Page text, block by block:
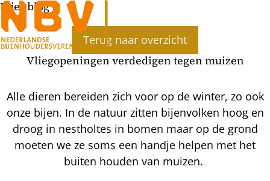
Bijenblog
Terug naar overzicht
Vliegopeningen verdedigen tegen muizen
Alle dieren bereiden zich voor op de winter, zo ook
onze bijen. In de natuur zitten bijenvolken hoog en
droog in nestholtes in bomen maar op de grond
moeten we ze soms een handje helpen met het
buiten houden van muizen.